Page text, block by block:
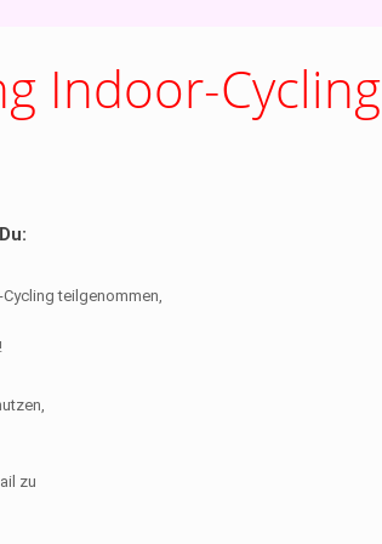
Indoor-Cycling
teilgenommen,
zu